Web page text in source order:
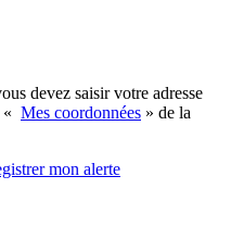
devez saisir votre adresse
« Mes coordonnées » de la
mon alerte